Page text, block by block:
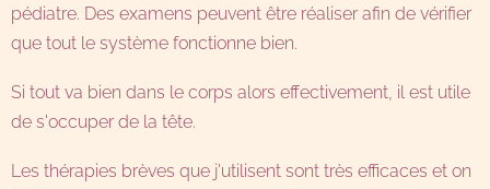
pédiatre. Des examens peuvent être réaliser afin de vérifier
que tout le système fonctionne bien.
Si tout va bien dans le corps alors effectivement, il est utile
de s'occuper de la tête.
Les thérapies brèves que j'utilisent sont très efficaces et on